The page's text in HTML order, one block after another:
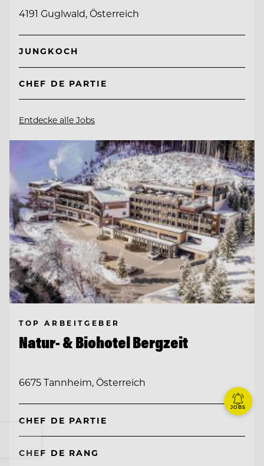
4191 Guglwald, Österreich
JUNGKOCH
CHEF DE PARTIE
Entdecke alle Jobs
TOP ARBEITGEBER
Natur- & Biohotel Bergzeit
6675 Tannheim, Österreich
CHEF DE PARTIE
CHEF DE RANG
JOBS